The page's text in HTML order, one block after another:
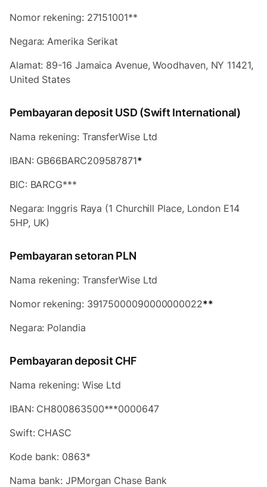
Nomor rekening: 27151001**
Negara: Amerika Serikat
Alamat: 89-16 Jamaica Avenue, Woodhaven, NY 11421,
United States
Pembayaran deposit USD (Swift International)
Nama rekening: TransferWise Ltd
IBAN: GB66BARC209587871*
BIC: BARCG***
Negara: Inggris Raya (1 Churchill Place, London E14
5HP, UK)
Pembayaran setoran PLN
Nama rekening: TransferWise Ltd
Nomor rekening: 39175000090000000022**
Negara: Polandia
Pembayaran deposit CHF
Nama rekening: Wise Ltd
IBAN: CH800863500***0000647
Swift: CHASC
Kode bank: 0863*
Nama bank: JPMorgan Chase Bank